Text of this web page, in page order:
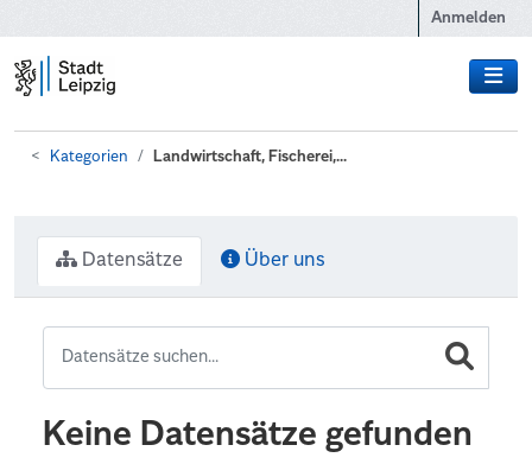
Anmelden
Kategorien Landwirtschaft, Fischerei,...
Datensätze Über uns
Keine Datensätze gefunden